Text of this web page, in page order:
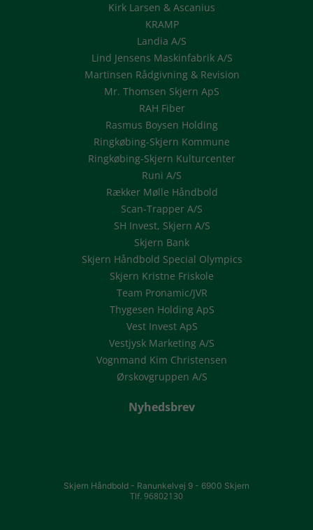
Kirk Larsen & Ascanius
KRAMP
Landia A/S
Lind Jensens Maskinfabrik A/S
Martinsen Rådgivning & Revision
Mr. Thomsen Skjern ApS
RAH Fiber
Rasmus Boysen Holding
Ringkøbing-Skjern Kommune
Ringkøbing-Skjern Kulturcenter
Runi A/S
Rækker Mølle Håndbold
Scan-Trapper A/S
SH Invest, Skjern A/S
Skjern Bank
Skjern Håndbold Special Olympics
Skjern Kristne Friskole
Team Pronamic/JVR
Thygesen Holding ApS
Vest Invest ApS
Vestjysk Marketing A/S
Vognmand Kim Christensen
Ørskovgruppen A/S
Nyhedsbrev
Skjern Håndbold - Ranunkelvej 9 - 6900 Skjern
Tlf. 96802130